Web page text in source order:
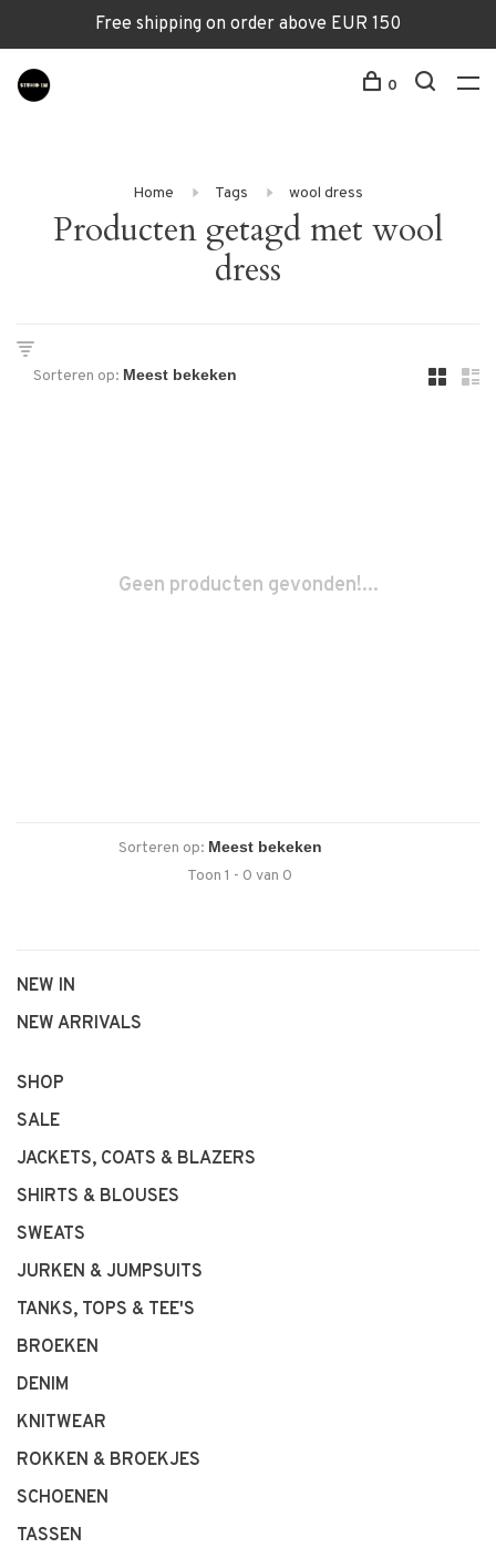
Free shipping on order above EUR 150
0
Home Tags wool dress
Producten getagd met wool
dress
Sorteren op:
Geen producten gevonden!...
Sorteren op:
Toon 1 - 0 van 0
NEW IN
NEW ARRIVALS
SHOP
SALE
JACKETS, COATS & BLAZERS
SHIRTS & BLOUSES
SWEATS
JURKEN & JUMPSUITS
TANKS, TOPS & TEE'S
BROEKEN
DENIM
KNITWEAR
ROKKEN & BROEKJES
SCHOENEN
TASSEN